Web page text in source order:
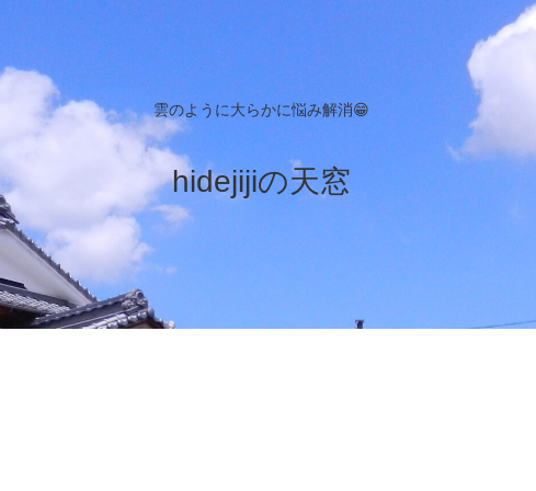
雲のように大らかに悩み解消😁
hidejijiの天窓